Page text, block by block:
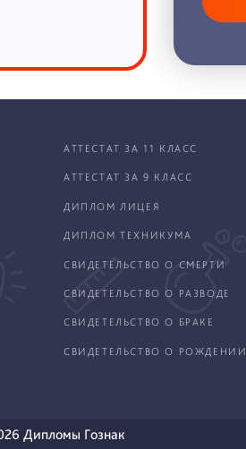
АТТЕСТАТ ЗА 11 КЛАСС
АТТЕСТАТ ЗА 9 КЛАСС
ДИПЛОМ ЛИЦЕЯ
ДИПЛОМ ТЕХНИКУМА
СВИДЕТЕЛЬСТВО О СМЕРТИ
СВИДЕТЕЛЬСТВО О РАЗВОДЕ
СВИДЕТЕЛЬСТВО О БРАКЕ
СВИДЕТЕЛЬСТВО О РОЖДЕНИИ
Дипломы Гознак